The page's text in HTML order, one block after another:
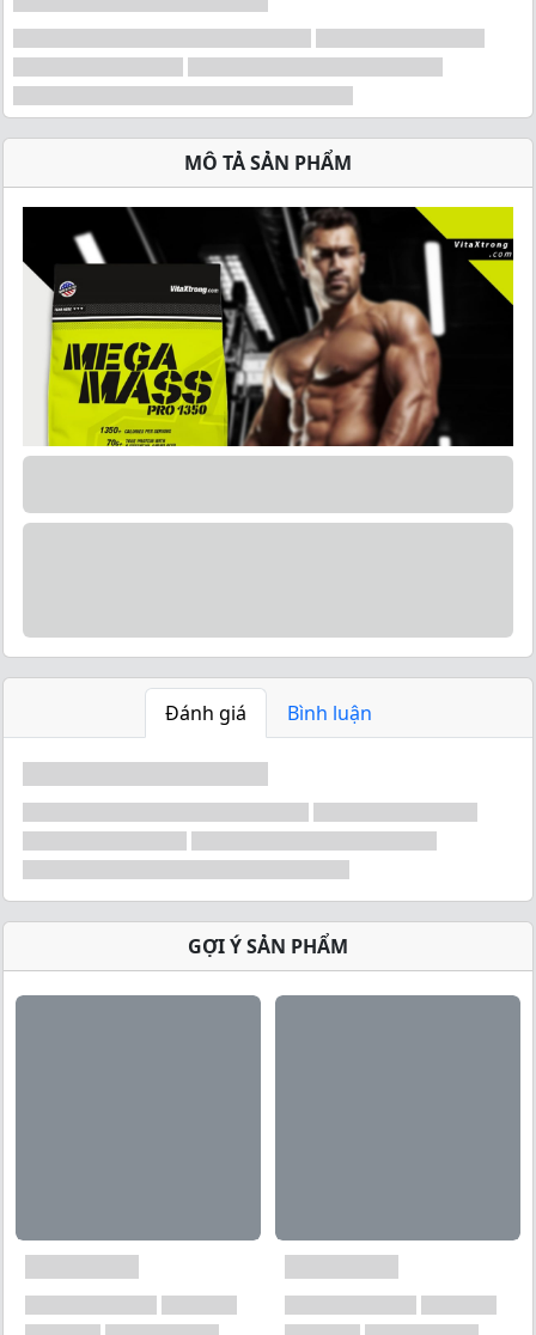
MÔ TẢ SẢN PHẨM
VitaXtrong - Mega Mass Pro
dưỡng hoàn chỉnh:Tinh
bột(Carb),Đạm(Protein) và cácKhoáng Chất,
thiết yếu ”
Đem lại1350kcal
trong mỗi lần dùng từ những
nguồn thực phẩm chất lượng .
Cung cấp70g Proteinhỗn hợp bao gồm protein
nhanh, trung bình và chậm . Giúp tăng cơ vượt
trội hơn các loại Mass thông thường .
Bổ sung Yến Mạch & GlucoPush giúp cơ bắp hấp
thành các tế bào mỡ , tích tụ mỡ bụng .
GlucoPUSHtrongMega Mass Prolà một sự cải
tiến vượt bậc , GlucoPUSH giúp cơ thể của những
Đánh giá Bình luận
GỢI Ý SẢN PHẨM